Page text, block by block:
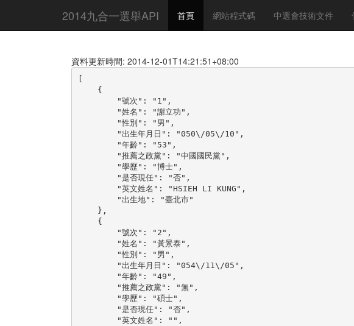
2014九合一選舉API 首頁 網站程式碼 中選會技術文件
資料更新時間: 2014-12-01T14:21:51+08:00
[
    {
        "號次": "1",
        "姓名": "謝立功",
        "性別": "男",
        "出生年月日": "050\/05\/10",
        "年齡": "53",
        "推薦之政黨": "中國國民黨",
        "學歷": "博士",
        "是否現任": "否",
        "英文姓名": "HSIEH LI KUNG",
        "出生地": "臺北市"
    },
    {
        "號次": "2",
        "姓名": "黃景泰",
        "性別": "男",
        "出生年月日": "054\/11\/05",
        "年齡": "49",
        "推薦之政黨": "無",
        "學歷": "碩士",
        "是否現任": "否",
        "英文姓名": "",